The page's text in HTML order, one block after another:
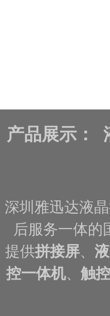
产品展示：
深圳雅迅达液
后服务一体的
提供拼接屏、
控一体机、 触